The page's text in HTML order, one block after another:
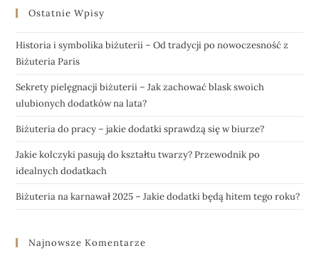
Ostatnie Wpisy
Historia i symbolika biżuterii – Od tradycji po nowoczesność z
Biżuteria Paris
Sekrety pielęgnacji biżuterii – Jak zachować blask swoich
ulubionych dodatków na lata?
Biżuteria do pracy – jakie dodatki sprawdzą się w biurze?
Jakie kolczyki pasują do kształtu twarzy? Przewodnik po
idealnych dodatkach
Biżuteria na karnawał 2025 – Jakie dodatki będą hitem tego roku?
Najnowsze Komentarze